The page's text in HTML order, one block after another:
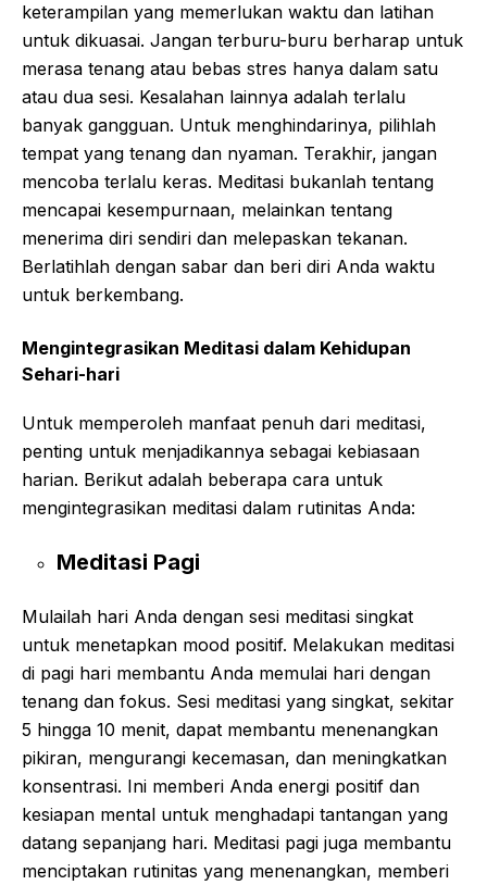
keterampilan yang memerlukan waktu dan latihan
untuk dikuasai. Jangan terburu-buru berharap untuk
merasa tenang atau bebas stres hanya dalam satu
atau dua sesi. Kesalahan lainnya adalah terlalu
banyak gangguan. Untuk menghindarinya, pilihlah
tempat yang tenang dan nyaman. Terakhir, jangan
mencoba terlalu keras. Meditasi bukanlah tentang
mencapai kesempurnaan, melainkan tentang
menerima diri sendiri dan melepaskan tekanan.
Berlatihlah dengan sabar dan beri diri Anda waktu
untuk berkembang.
Mengintegrasikan Meditasi dalam Kehidupan
Sehari-hari
Untuk memperoleh manfaat penuh dari meditasi,
penting untuk menjadikannya sebagai kebiasaan
harian. Berikut adalah beberapa cara untuk
mengintegrasikan meditasi dalam rutinitas Anda:
Meditasi Pagi
Mulailah hari Anda dengan sesi meditasi singkat
untuk menetapkan mood positif. Melakukan meditasi
di pagi hari membantu Anda memulai hari dengan
tenang dan fokus. Sesi meditasi yang singkat, sekitar
5 hingga 10 menit, dapat membantu menenangkan
pikiran, mengurangi kecemasan, dan meningkatkan
konsentrasi. Ini memberi Anda energi positif dan
kesiapan mental untuk menghadapi tantangan yang
datang sepanjang hari. Meditasi pagi juga membantu
menciptakan rutinitas yang menenangkan, memberi